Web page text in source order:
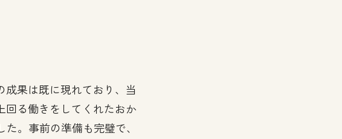
果は既に現れており、当
る働きをしてくれたおか
。事前の準備も完璧で、